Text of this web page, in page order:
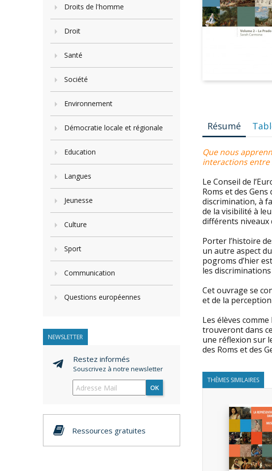
Droits de l'homme
Droit
Santé
Société
Environnement
Démocratie locale et régionale
Education
Langues
Jeunesse
Culture
Sport
Communication
Questions européennes
NEWSLETTER
Restez informés
Souscrivez à notre newsletter
OK
Ressources gratuites
Résumé
Que nous
interactions entre
Le Conseil de
Roms et des
discrimination, à
de la visibilité à
différents niveaux
Porter l’histoire
un autre aspect
pogroms d’hier
les
Cet ouvrage se
et de la perception
Les élèves
trouveront dans
une réflexion sur
des Roms et des
THÈMES SIMILAIRES